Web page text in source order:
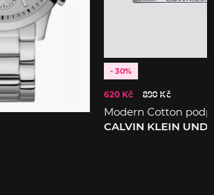
- 30%
620 Kč 890 Kč
Modern Cotton
CALVIN KLEIN